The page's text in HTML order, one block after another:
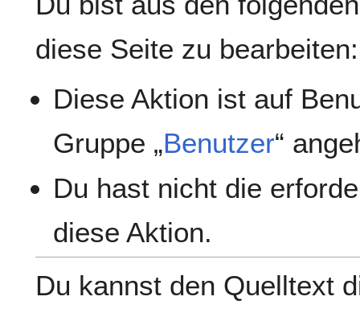
diese Seite zu bearbeiten:
Diese Aktion ist auf
Gruppe „Benutzer“
Du hast nicht die
diese Aktion.
Du kannst den Quelltext